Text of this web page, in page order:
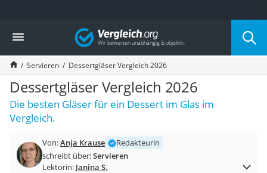
Die beliebtesten Vergleiche nach Kategorie
Haushalt
Wassersprudler
Zentralstaubsauger
Brotbackautomat
Wischroboter
Wäschespinne
Industriestaubsauger
Akku-Staubsauger
Eierkocher
Vergleich
Servieren Dessertgläser Vergleich 2026
Dessertgläser Vergleich 2026
Die besten Gläser für ein Dessert im Glas im
Vergleich.
Von:Anja Krause
Redakteurin
schreibt über:Servieren
Lektorin: Janina S.